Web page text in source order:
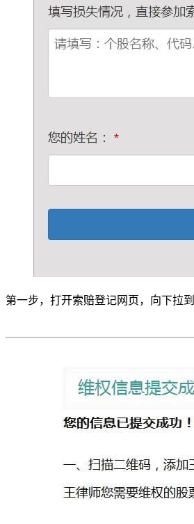
第一步，打开索赔登记网页，向下拉